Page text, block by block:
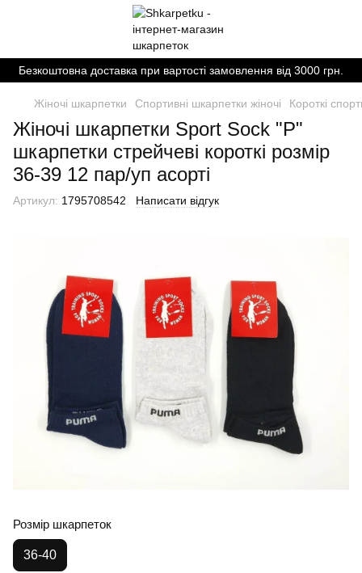
Безкоштовна доставка при вартості замовлення від 3000 грн.
Жіночі шкарпетки Спортивні шкарпетки жіночі Короткі
Жіночі шкарпетки Sport Sock "Р"
шкарпетки стрейчеві короткі розмір
36-39 12 пар/уп асорті
Артикул: 1795708542 Написати відгук
Розмір шкарпеток
36-40